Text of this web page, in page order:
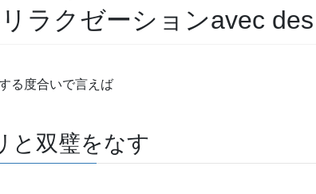
ラクゼーションavec
る度合いで言えば
と双璧をなす